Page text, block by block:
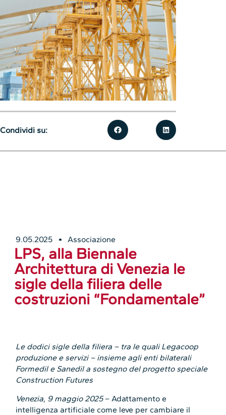
9.05.2025 Associazione
LPS, alla Biennale
Architettura di Venezia le
sigle della filiera delle
costruzioni “Fondamentale”
Le dodici sigle della filiera – tra le quali Legacoop
produzione e servizi – insieme agli enti bilaterali
Formedil e Sanedil a sostegno del progetto speciale
Construction Futures
Venezia, 9 maggio 2025– Adattamento e
intelligenza artificiale come leve per cambiare il
Condividi su: